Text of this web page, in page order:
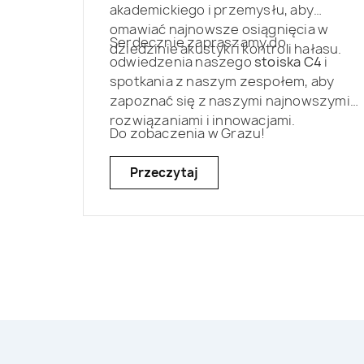
akademickiego i przemysłu, aby
omawiać najnowsze osiągnięcia w
dziedzinie akustyki i kontroli hałasu.
Serdecznie zapraszamy do
odwiedzenia naszegostoiska C4 i
spotkania z naszym zespołem, aby
zapoznać się z naszymi najnowszymi
rozwiązaniami i innowacjami.
Do zobaczenia w Grazu!
Przeczytaj